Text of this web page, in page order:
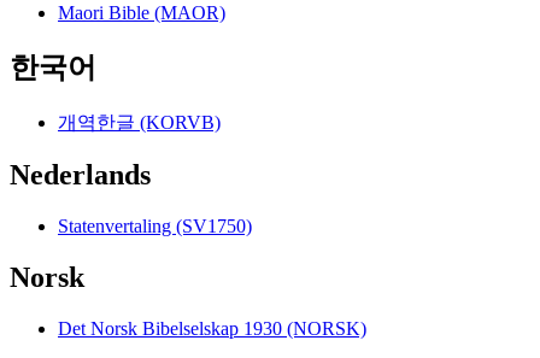
Maori Bible (MAOR)
한국어
개역한글 (KORVB)
Nederlands
Statenvertaling (SV1750)
Norsk
Det Norsk Bibelselskap 1930 (NORSK)